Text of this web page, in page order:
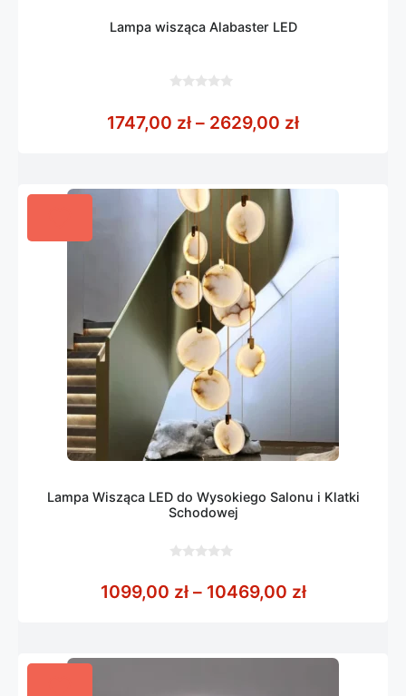
Lampa wisząca Alabaster LED
5
1747,00 zł – 2629,00 złZakres cen:
Lampa Wisząca LED do Wysokiego Salonu i Klatki
Schodowej
5
1099,00 zł – 10469,00 złZakres